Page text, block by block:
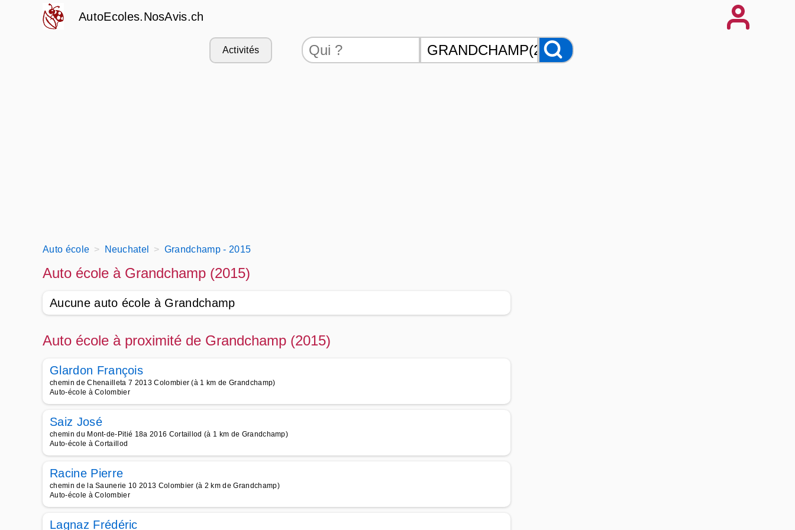
AutoEcoles.NosAvis.ch
Activités
Auto école Neuchatel Grandchamp - 2015
Auto école à Grandchamp (2015)
Aucune auto école à Grandchamp
Auto école à proximité de Grandchamp (2015)
Glardon François
chemin de Chenailleta 7 2013 Colombier (à 1 km de Grandchamp)
Auto-école à Colombier
Saiz José
chemin du Mont-de-Pitié 18a 2016 Cortaillod (à 1 km de Grandchamp)
Auto-école à Cortaillod
Racine Pierre
chemin de la Saunerie 10 2013 Colombier (à 2 km de Grandchamp)
Auto-école à Colombier
Lagnaz Frédéric